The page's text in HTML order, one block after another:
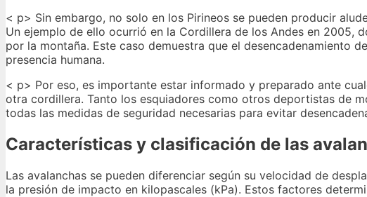
< p> Sin embargo, no solo en los Pirineos se pueden producir
Un ejemplo de ello ocurrió en la Cordillera de los Andes en 2005,
por la montaña. Este caso demuestra que el desencadenamiento
presencia humana.
< p> Por eso, es importante estar informado y preparado ante
otra cordillera. Tanto los esquiadores como otros deportistas de
todas las medidas de seguridad necesarias para evitar
Características y clasificación de las
Las avalanchas se pueden diferenciar según su velocidad de
la presión de impacto en kilopascales (kPa). Estos factores